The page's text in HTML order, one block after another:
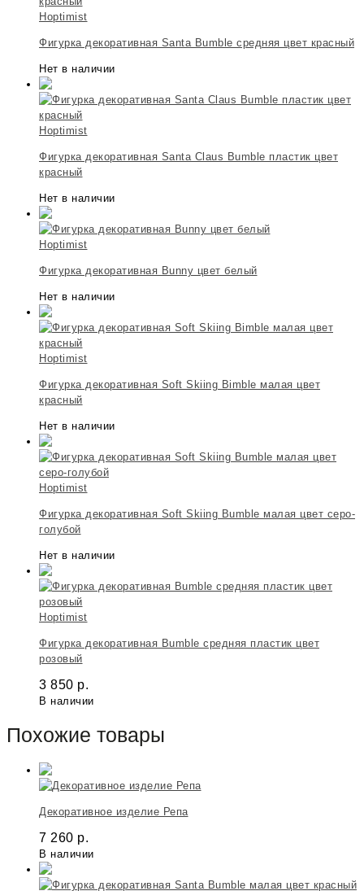
Hoptimist
Фигурка декоративная Santa Bumble средняя цвет красный
Нет в наличии
Hoptimist
Фигурка декоративная Santa Claus Bumble пластик цвет
красный
Нет в наличии
Hoptimist
Фигурка декоративная Bunny цвет белый
Нет в наличии
Hoptimist
Фигурка декоративная Soft Skiing Bimble малая цвет
красный
Нет в наличии
Hoptimist
Фигурка декоративная Soft Skiing Bumble малая цвет серо-
голубой
Нет в наличии
Hoptimist
Фигурка декоративная Bumble средняя пластик цвет
розовый
3 850 р.
В наличии
Похожие товары
Декоративное изделие Репа
7 260 р.
В наличии